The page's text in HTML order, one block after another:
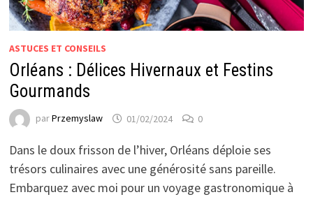
ASTUCES ET CONSEILS
Orléans : Délices Hivernaux et Festins
Gourmands
parPrzemyslaw 01/02/2024 0
Dans le doux frisson de l’hiver, Orléans déploie ses
trésors culinaires avec une générosité sans pareille.
Embarquez avec moi pour un voyage gastronomique à